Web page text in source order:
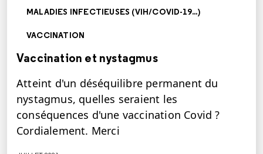
MALADIES INFECTIEUSES (VIH/COVID-19...)
VACCINATION
Vaccination et nystagmus
Atteint d'un déséquilibre permanent du
nystagmus, quelles seraient les
conséquences d'une vaccination Covid ?
Cordialement. Merci